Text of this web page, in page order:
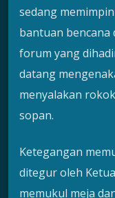
sedang
bantuan bencana
forum yang
datang
menyalakan
sopan.
Ketegangan
ditegur oleh
memukul meja